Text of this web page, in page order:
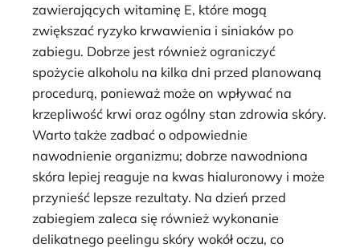
zawierających witaminę E, które mogą
zwiększać ryzyko krwawienia i siniaków po
zabiegu. Dobrze jest również ograniczyć
spożycie alkoholu na kilka dni przed planowaną
procedurą, ponieważ może on wpływać na
krzepliwość krwi oraz ogólny stan zdrowia skóry.
Warto także zadbać o odpowiednie
nawodnienie organizmu; dobrze nawodniona
skóra lepiej reaguje na kwas hialuronowy i może
przynieść lepsze rezultaty. Na dzień przed
zabiegiem zaleca się również wykonanie
delikatnego peelingu skóry wokół oczu, co